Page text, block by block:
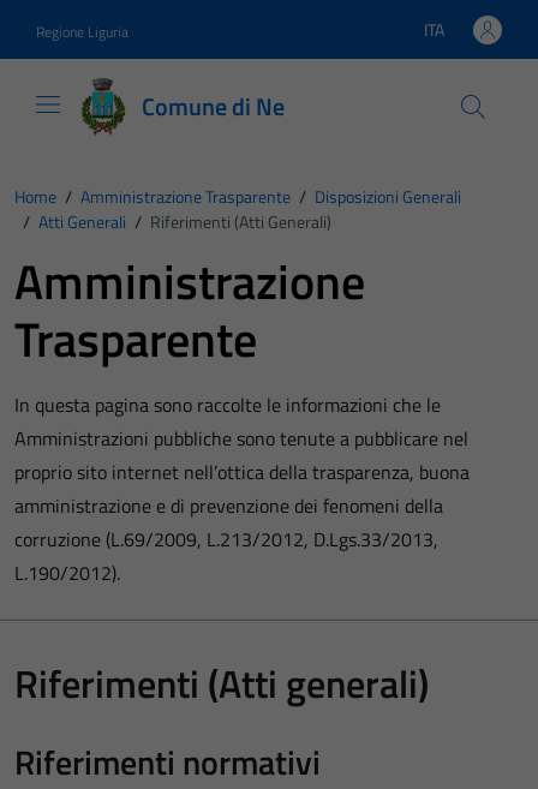
Regione Liguria Lingua attiva:
ITA
Comune di Ne
Home / Amministrazione Trasparente / Disposizioni Generali
/ Atti Generali / Riferimenti (Atti Generali)
Amministrazione
Trasparente
In questa pagina sono raccolte le informazioni che le
Amministrazioni pubbliche sono tenute a pubblicare nel
proprio sito internet nell’ottica della trasparenza, buona
amministrazione e di prevenzione dei fenomeni della
corruzione (L.69/2009, L.213/2012, D.Lgs.33/2013,
L.190/2012).
Riferimenti (Atti generali)
Riferimenti normativi